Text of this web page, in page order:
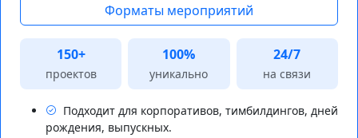
Форматы мероприятий
150+
проектов
100%
уникально
24/7
на связи
Подходит для корпоративов, тимбилдингов, дней
рождения, выпускных.